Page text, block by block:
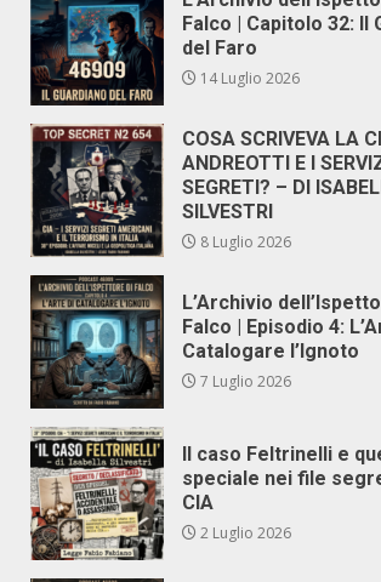
Falco | Capitolo 32: Il
del Faro
14 Luglio 2026
COSA SCRIVEVA LA
ANDREOTTI E I
SEGRETI? – DI
SILVESTRI
8 Luglio 2026
L’Archivio
Falco | Episodio 4:
Catalogare l’Ignoto
7 Luglio 2026
Il caso Feltrinelli e
speciale nei file
CIA
2 Luglio 2026